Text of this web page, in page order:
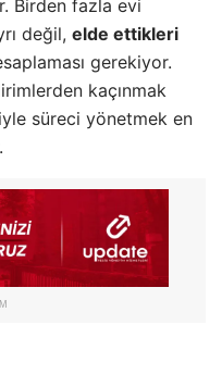
Birden fazla evi
değil, elde ettikleri
gerekiyor.
kaçınmak
süreci yönetmek en